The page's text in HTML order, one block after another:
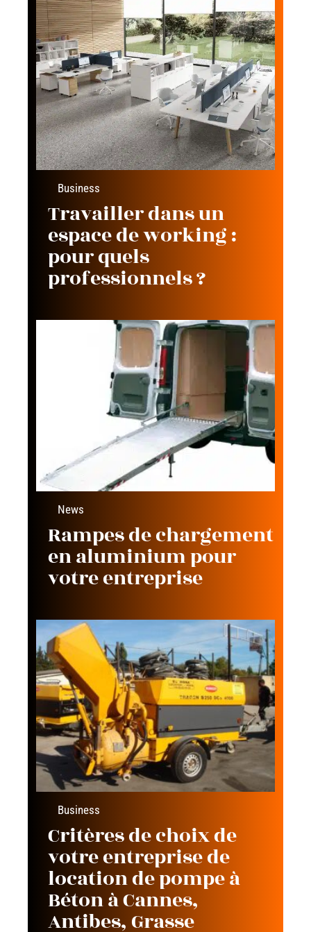
Business
Travailler dans un
espace de working :
pour quels
professionnels ?
News
Rampes de chargement
en aluminium pour
votre entreprise
Business
Critères de choix de
votre entreprise de
location de pompe à
Béton à Cannes,
Antibes, Grasse